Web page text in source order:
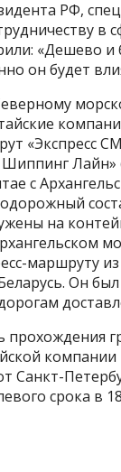
РФ,
в
«Дешево
он будет
«Экспресс
Лайн»
с
на
маршруту
Он
прохождения
Санкт-
срока в